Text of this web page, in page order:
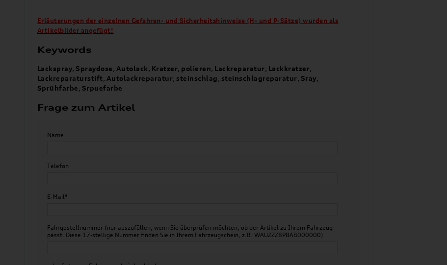
Erläuterungen der einzelnen Gefahren- und Sicherheitshinweise (H- und P-Sätze) wurden als
Artikelbilder angefügt!
Keywords
Lackspray, Spraydose, Autolack, Kratzer, polieren, Lackreparatur, Lackkratzer,
Lackreparaturstift, Autolackreparatur, steinschlag, steinschlagreparatur, Sray,
Sprühfarbe, Srpuefarbe
Frage zum Artikel
Name
Telefon
E-Mail*
Fahrgestellnummer (nur auszufüllen, wenn Sie überprüfen möchten, ob der Artikel zu Ihrem Fahrzeug
passt. Diese 17-stellige Nummer finden Sie in Ihrem Fahrzeugschein, z.B. WAUZZZ8P8AB000000)